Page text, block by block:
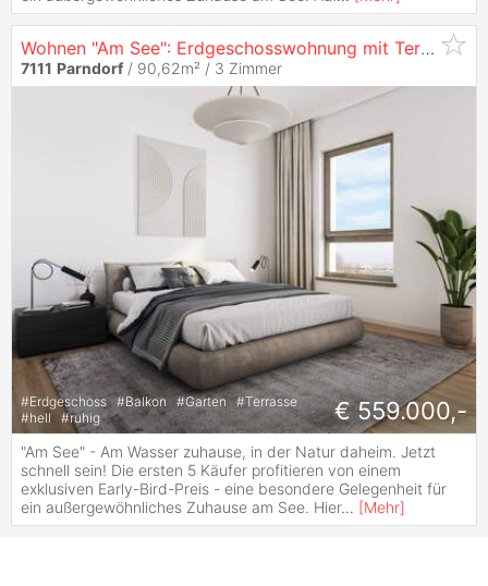
Wohnen "Am See": Erdgeschosswohnung mit Terrasse und Eigengarten - Jetzt PREISVORTEIL sichern!
7111 Parndorf / 90,62m² / 3 Zimmer
#Erdgeschoss #Balkon #Garten #Terrasse
#hell #ruhig € 559.000,-
"Am See" - Am Wasser zuhause, in der Natur daheim. Jetzt
schnell sein! Die ersten 5 Käufer profitieren von einem
exklusiven Early-Bird-Preis - eine besondere Gelegenheit für
ein außergewöhnliches Zuhause am See. Hier... [Mehr]